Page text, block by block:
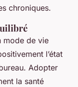
chroniques.
mode de vie
l’état
Adopter
la santé